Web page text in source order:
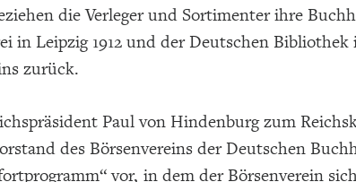
die Verleger und Sortimenter ihre
in Leipzig 1912 und der Deutschen
zurück.
Paul von Hindenburg zum
des Börsenvereins der Deutschen
vor, in dem der Börsenverein